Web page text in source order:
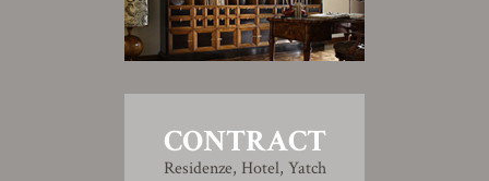
CONTRACT
Residenze, Hotel, Yatch